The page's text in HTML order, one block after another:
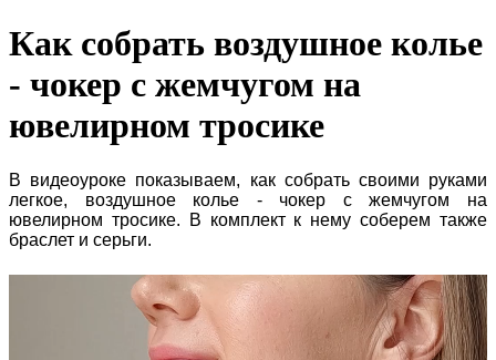
Как собрать воздушное колье
- чокер с жемчугом на
ювелирном тросике
В видеоуроке показываем, как собрать своими руками
легкое, воздушное колье - чокер с жемчугом на
ювелирном тросике. В комплект к нему соберем также
браслет и серьги.